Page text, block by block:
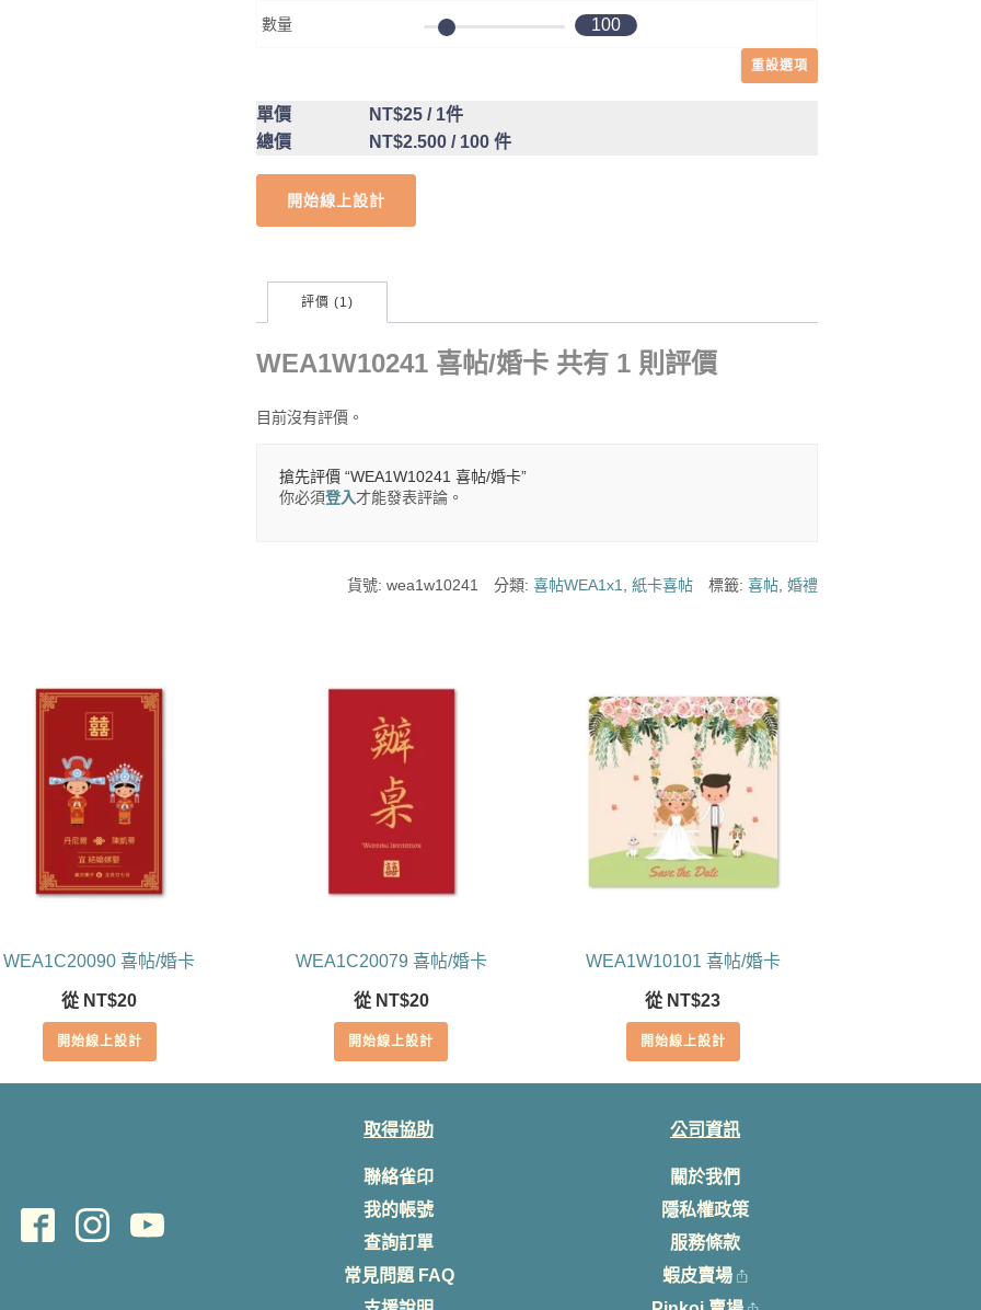
數量 100
重設選項
單價 NT$25 / 1件
總價
NT$2.500 / 100 件
開始線上設計
評價 (1)
WEA1W10241 喜帖/婚卡 共有 1 則評價
目前沒有評價。
搶先評價 “WEA1W10241 喜帖/婚卡”
你必須登入才能發表評論。
貨號: wea1w10241 分類:喜帖WEA1x1,紙卡喜帖 標籤:喜帖,婚禮
WEA1C20090 喜帖/婚卡
從 NT$20
開始線上設計
WEA1C20079 喜帖/婚卡
從 NT$20
開始線上設計
WEA1W10101 喜帖/婚卡
從 NT$23
開始線上設計
取得協助
聯絡雀印
我的帳號
查詢訂單
常見問題 FAQ
公司資訊
關於我們
隱私權政策
服務條款
蝦皮賣場